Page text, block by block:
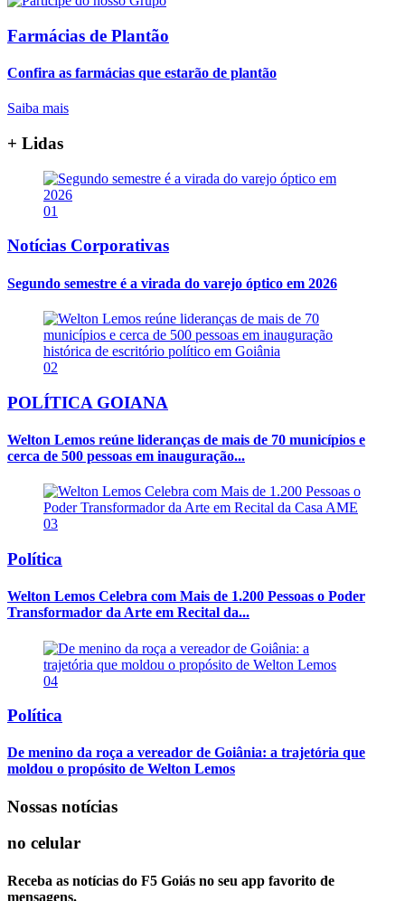
Farmácias de Plantão
Confira as farmácias que estarão de plantão
Saiba mais
+ Lidas
01
Notícias Corporativas
Segundo semestre é a virada do varejo óptico em 2026
02
POLÍTICA GOIANA
Welton Lemos reúne lideranças de mais de 70 municípios e
cerca de 500 pessoas em inauguração...
03
Política
Welton Lemos Celebra com Mais de 1.200 Pessoas o Poder
Transformador da Arte em Recital da...
04
Política
De menino da roça a vereador de Goiânia: a trajetória que
moldou o propósito de Welton Lemos
Nossas notícias
no celular
Receba as notícias do F5 Goiás no seu app favorito de
mensagens.